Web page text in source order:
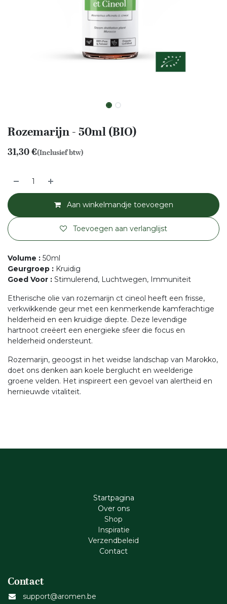
Rozemarijn - 50ml (BIO)
31,30€(Inclusief btw)
Aan winkelmandje toevoegen
Toevoegen aan verlanglijst
Volume : 50ml
Geurgroep : Kruidig
Goed Voor : Stimulerend, Luchtwegen, Immuniteit
Etherische olie van rozemarijn ct cineol heeft een frisse,
verkwikkende geur met een kenmerkende kamferachtige
helderheid en een kruidige diepte. Deze levendige
hartnoot creëert een energieke sfeer die focus en
helderheid ondersteunt.
Rozemarijn, geoogst in het weidse landschap van Marokko,
doet ons denken aan koele berglucht en weelderige
groene velden. Het inspireert een gevoel van alertheid en
hernieuwde vitaliteit.
Startpagina
Ove​r​ ons
Shop
Inspiratie
Verzendbeleid
Cont​act
Contact
support@aromen.be